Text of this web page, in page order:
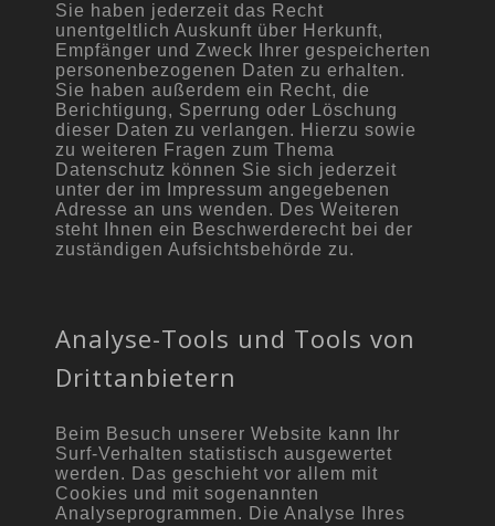
Sie haben jederzeit das Recht
unentgeltlich Auskunft über Herkunft,
Empfänger und Zweck Ihrer gespeicherten
personenbezogenen Daten zu erhalten.
Sie haben außerdem ein Recht, die
Berichtigung, Sperrung oder Löschung
dieser Daten zu verlangen. Hierzu sowie
zu weiteren Fragen zum Thema
Datenschutz können Sie sich jederzeit
unter der im Impressum angegebenen
Adresse an uns wenden. Des Weiteren
steht Ihnen ein Beschwerderecht bei der
zuständigen Aufsichtsbehörde zu.
Analyse-Tools und Tools von
Drittanbietern
Beim Besuch unserer Website kann Ihr
Surf-Verhalten statistisch ausgewertet
werden. Das geschieht vor allem mit
Cookies und mit sogenannten
Analyseprogrammen. Die Analyse Ihres